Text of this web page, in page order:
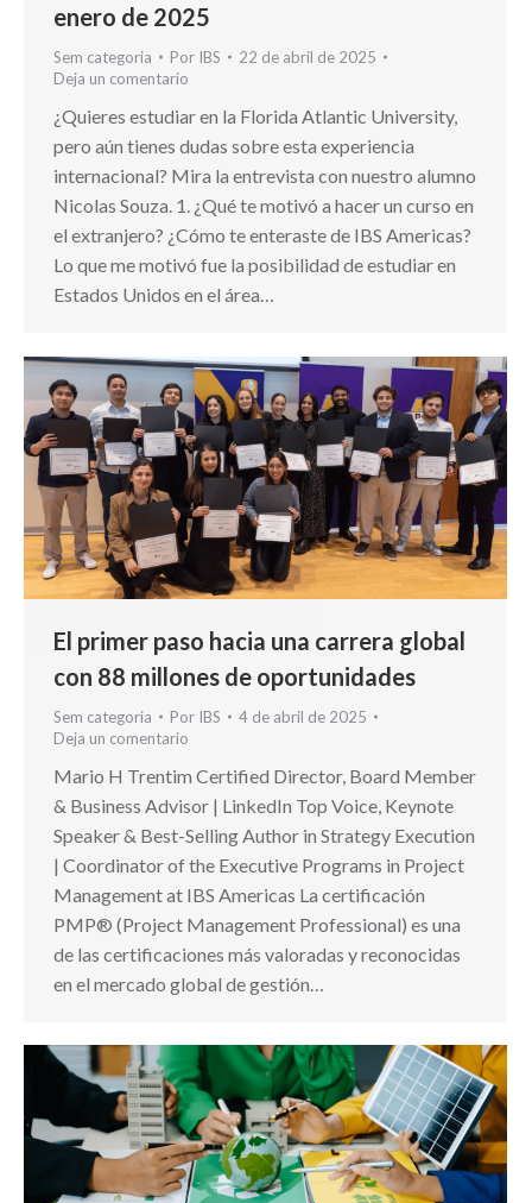
enero de 2025
Sem categoria Por IBS
22 de abril de 2025
Deja un comentario
¿Quieres estudiar en la Florida Atlantic University,
pero aún tienes dudas sobre esta experiencia
internacional? Mira la entrevista con nuestro alumno
Nicolas Souza. 1. ¿Qué te motivó a hacer un curso en
el extranjero? ¿Cómo te enteraste de IBS Americas?
Lo que me motivó fue la posibilidad de estudiar en
Estados Unidos en el área…
El primer paso hacia una carrera global
con 88 millones de oportunidades
Sem categoria Por IBS
4 de abril de 2025
Deja un comentario
Mario H Trentim Certified Director, Board Member
& Business Advisor | LinkedIn Top Voice, Keynote
Speaker & Best-Selling Author in Strategy Execution
| Coordinator of the Executive Programs in Project
Management at IBS Americas La certificación
PMP® (Project Management Professional) es una
de las certificaciones más valoradas y reconocidas
en el mercado global de gestión…